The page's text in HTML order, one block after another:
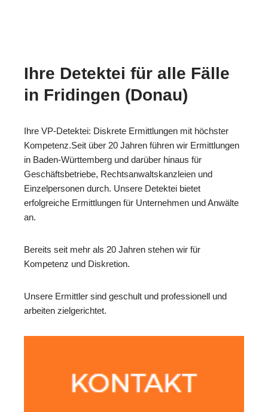
Ihre Detektei für alle Fälle
in Fridingen (Donau)
Ihre VP-Detektei: Diskrete Ermittlungen mit höchster
Kompetenz.Seit über 20 Jahren führen wir Ermittlungen
in Baden-Württemberg und darüber hinaus für
Geschäftsbetriebe, Rechtsanwaltskanzleien und
Einzelpersonen durch. Unsere Detektei bietet
erfolgreiche Ermittlungen für Unternehmen und Anwälte
an.
Bereits seit mehr als 20 Jahren stehen wir für
Kompetenz und Diskretion.
Unsere Ermittler sind geschult und professionell und
arbeiten zielgerichtet.